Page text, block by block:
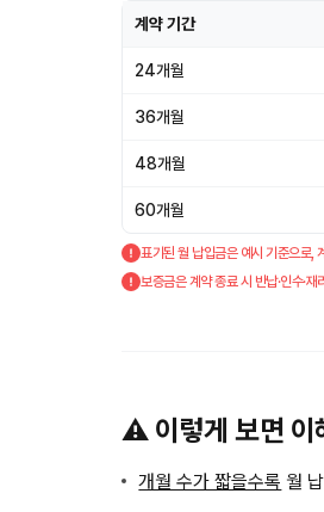
계약 기간
24개월
36개월
48개월
60개월
표기된 월 납입금은 예시 기준으로,
보증금은 계약 종료 시 반납·인수·
⚠️ 이렇게 보면 이
개월 수가 짧을수록 월